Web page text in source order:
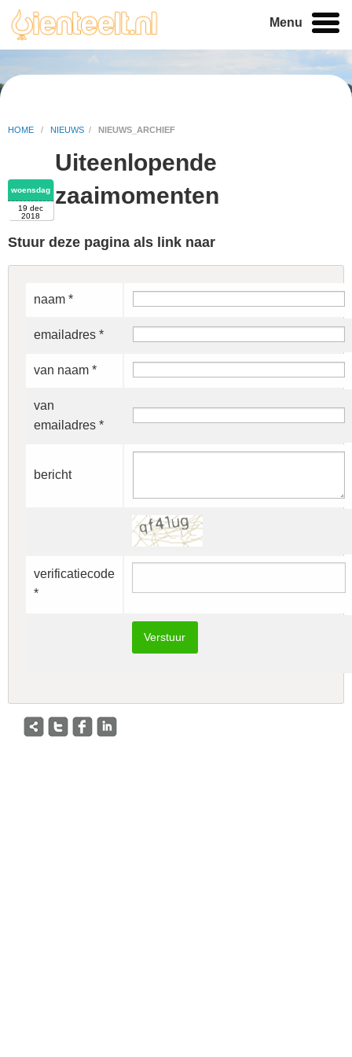
Menu
HOME / NIEUWS / NIEUWS_ARCHIEF
Uiteenlopende
zaaimomenten
woensdag
19 dec
2018
Stuur deze pagina als link naar
naam *
emailadres *
van naam *
van
emailadres *
bericht
verificatiecode
*